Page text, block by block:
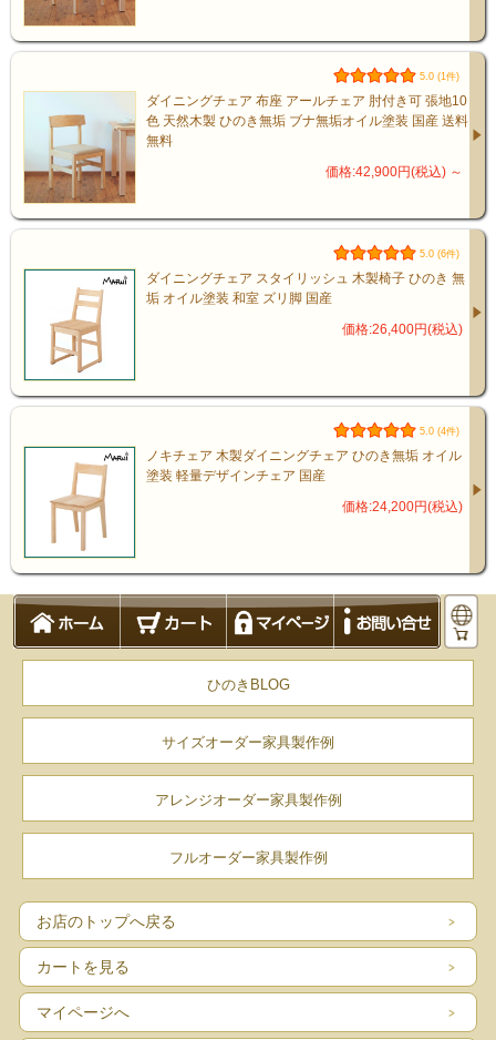
5.0 (1件)
ダイニングチェア 布座 アールチェア 肘付き可 張地10
色 天然木製 ひのき無垢 ブナ無垢オイル塗装 国産 送料
無料
価格:42,900円(税込) ～
5.0 (6件)
ダイニングチェア スタイリッシュ 木製椅子 ひのき 無
垢 オイル塗装 和室 ズリ脚 国産
価格:26,400円(税込)
5.0 (4件)
ノキチェア 木製ダイニングチェア ひのき無垢 オイル
塗装 軽量デザインチェア 国産
価格:24,200円(税込)
ひのきBLOG
サイズオーダー家具製作例
アレンジオーダー家具製作例
フルオーダー家具製作例
お店のトップへ戻る
カートを見る
マイページへ